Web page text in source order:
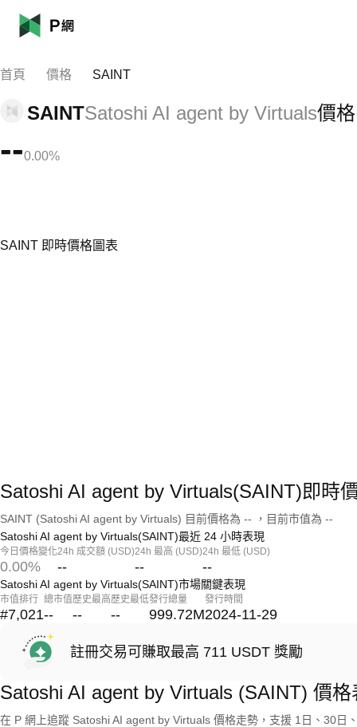
首頁 價格 SAINT
SAINTSatoshi AI agent by Virtuals價格
--0.00%
SAINT 即時價格圖表
Satoshi AI agent by Virtuals(SAINT)即時
SAINT (Satoshi AI agent by Virtuals) 目前價格為 -- ，目前市值為 --
Satoshi AI agent by Virtuals(SAINT)最近 24 小時表現
今日價格變化
0.00%
24h 成交額 (USD)
--
24h 最高 (USD)
--
24h 最低 (USD)
--
Satoshi AI agent by Virtuals(SAINT)市場關鍵表現
市值排行
#7,021
總市值
--
歷史最高
--
歷史最低
--
發行總量
999.72M
發行時間
2024-11-29
註冊交易可賺取最高 711 USDT 獎勵
Satoshi AI agent by Virtuals (SAINT) 價格
在 P 網上追蹤 Satoshi AI agent by Virtuals 價格走勢，支援 1日、30日